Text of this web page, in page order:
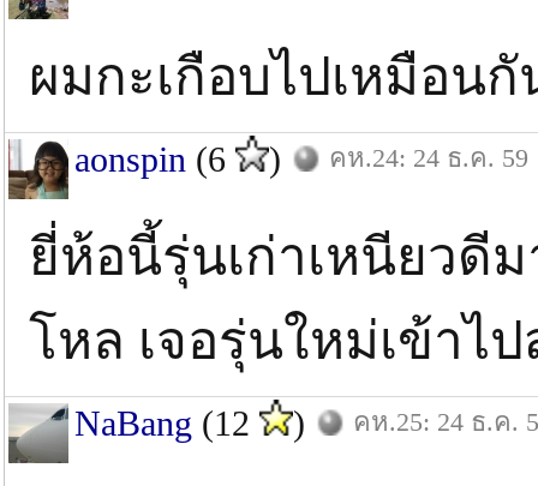
ผมกะเกือบไปเหมือน
aonspin (6 ) คห.24: 24 ธ.ค. 59
ยี่ห้อนี้รุ่นเก่าเหนียวดี
โหล เจอรุ่นใหม่เข้าไ
NaBang (12 ) คห.25: 24 ธ.ค.